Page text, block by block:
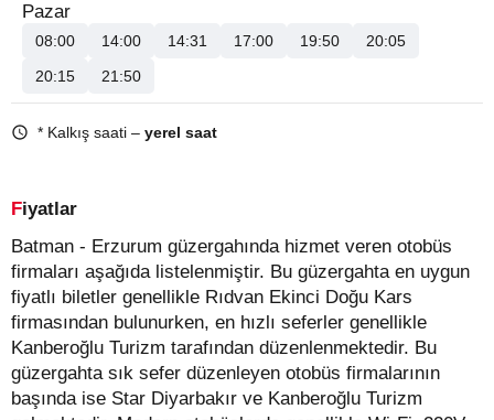
Pazar
08:00 14:00 14:31 17:00 19:50
20:05
20:15
21:50
* Kalkış saati – yerel saat
Fiyatlar
Batman - Erzurum güzergahında hizmet veren otobüs
firmaları aşağıda listelenmiştir. Bu güzergahta en uygun
fiyatlı biletler genellikle Rıdvan Ekinci Doğu Kars
firmasından bulunurken, en hızlı seferler genellikle
Kanberoğlu Turizm tarafından düzenlenmektedir. Bu
güzergahta sık sefer düzenleyen otobüs firmalarının
başında ise Star Diyarbakır ve Kanberoğlu Turizm